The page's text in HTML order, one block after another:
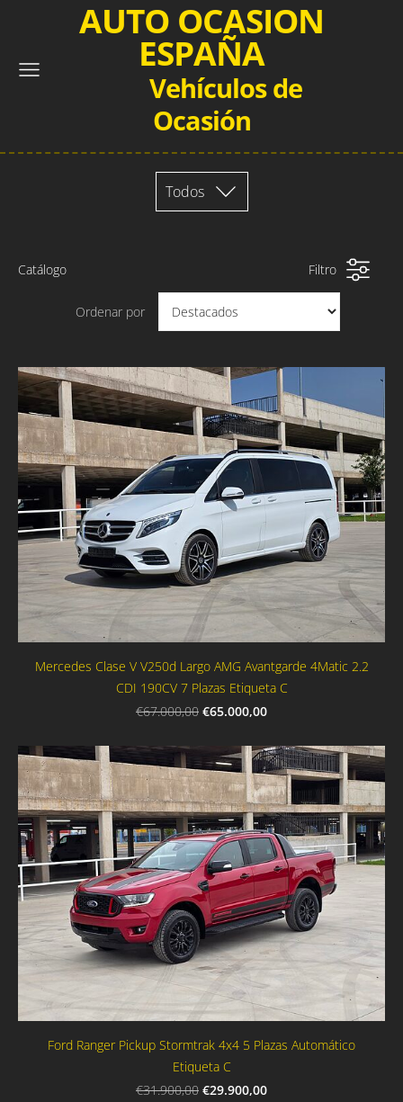
AUTO OCASION
ESPAÑA
Vehículos de
Ocasión
Todos
Catálogo Filtro
Ordenar por
Mercedes Clase V V250d Largo AMG Avantgarde 4Matic 2.2
CDI 190CV 7 Plazas Etiqueta C
€67.000,00 €65.000,00
Ford Ranger Pickup Stormtrak 4x4 5 Plazas Automático
Etiqueta C
€31.900,00 €29.900,00